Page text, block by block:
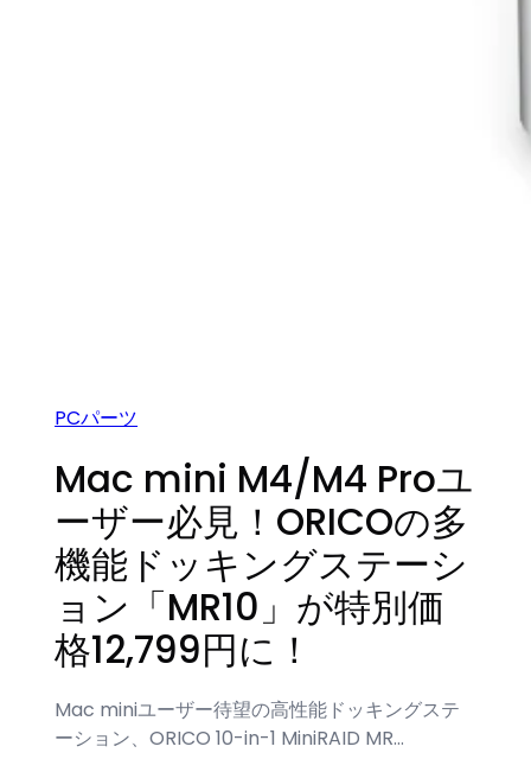
PCパーツ
Mac mini M4/M4 Proユ
ーザー必見！ORICOの多
機能ドッキングステーシ
ョン「MR10」が特別価
格12,799円に！
Mac miniユーザー待望の高性能ドッキングステ
ーション、ORICO 10-in-1 MiniRAID MR…